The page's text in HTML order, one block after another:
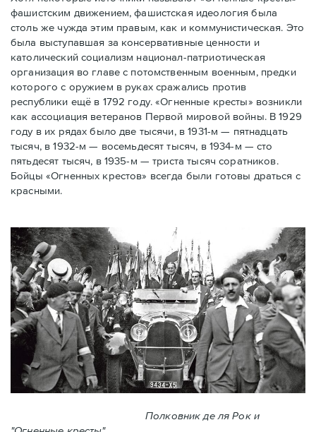
фашистским движением, фашистская идеология была
столь же чужда этим правым, как и коммунистическая. Это
была выступавшая за консервативные ценности и
католический социализм национал-патриотическая
организация во главе с потомственным военным, предки
которого с оружием в руках сражались против
республики ещё в 1792 году. «Огненные кресты» возникли
как ассоциация ветеранов Первой мировой войны. В 1929
году в их рядах было две тысячи, в 1931-м — пятнадцать
тысяч, в 1932-м — восемьдесят тысяч, в 1934-м — сто
пятьдесят тысяч, в 1935-м — триста тысяч соратников.
Бойцы «Огненных крестов» всегда были готовы драться с
красными.
Полковник де ля Рок и